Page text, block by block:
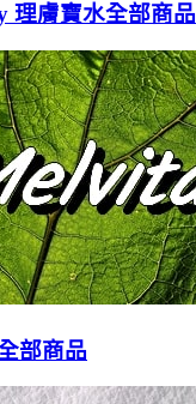
理膚寶水全部商品
部商品